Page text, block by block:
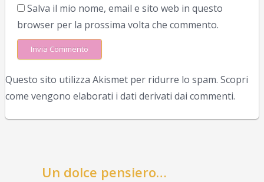
Salva il mio nome, email e sito web in questo
browser per la prossima volta che commento.
Questo sito utilizza Akismet per ridurre lo spam. Scopri
come vengono elaborati i dati derivati dai commenti.
Un dolce pensiero…